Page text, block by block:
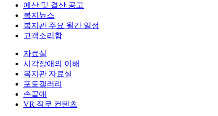
예산 및 결산 공고
복지뉴스
복지관 주요 월간 일정
고객소리함
자료실
시각장애의 이해
복지관 자료실
포토갤러리
손끝애
VR 직무 컨텐츠